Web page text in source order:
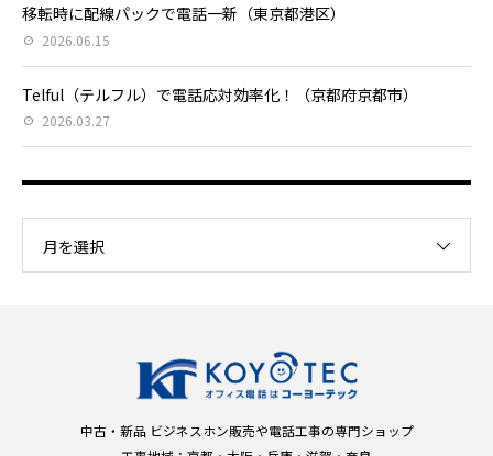
移転時に配線パックで電話一新（東京都港区）
2026.06.15
Telful（テルフル）で電話応対効率化！（京都府京都市）
2026.03.27
月を選択
中古・新品 ビジネスホン販売や電話工事の専門ショップ